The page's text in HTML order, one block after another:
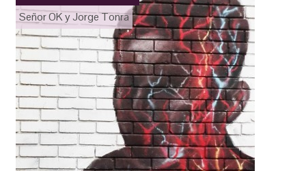
Señor OK y Jorge Tonra